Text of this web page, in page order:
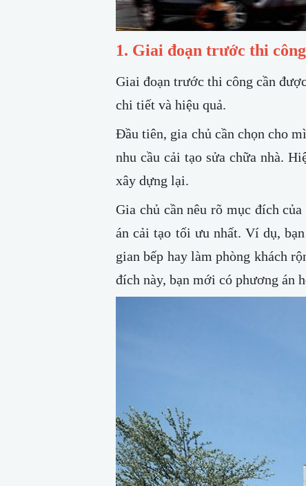
1. Giai đoạn trước thi công
Giai đoạn trước thi công cần
chi tiết và hiệu quả.
Đầu tiên, gia chủ cần chọn cho
nhu cầu cải tạo sửa chữa nhà.
xây dựng lại.
Gia chủ cần nêu rõ mục đích
án cải tạo tối ưu nhất. Ví dụ,
gian bếp hay làm phòng khách
đích này, bạn mới có phương án